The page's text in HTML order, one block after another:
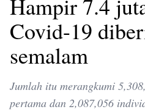
Hampir 7.4
Covid-19
semalam
Jumlah itu merangkumi
pertama dan 2,087,056